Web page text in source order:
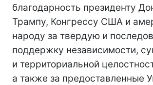
благодарность президенту
Трампу, Конгрессу США и
народу за твердую и
поддержку независимости,
и территориальной
а также за предоставленные